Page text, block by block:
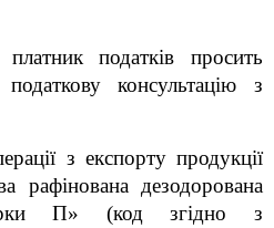
податків просить
консультацію з
з експорту продукції
рафінована дезодорована
П» (код згідно з